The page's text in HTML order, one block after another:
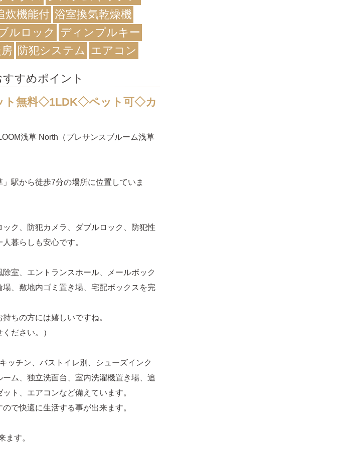
炊機能付 浴室換気乾燥機
ルロック
ディンプルキー
防犯システム エアコン
すめポイント
ト無料◇1LDK◇ペット可◇カ
浅草 North（プレサンスブルーム浅草
駅から徒歩7分の場所に位置していま
ク、防犯カメラ、ダブルロック、防犯性
暮らしも安心です。
室、エントランスホール、メールボック
、敷地内ゴミ置き場、宅配ボックスを完
ちの方には嬉しいですね。
ださい。）
ッチン、バストイレ別、シューズインク
ム、独立洗面台、室内洗濯機置き場、追
ト、エアコンなど備えています。
で快適に生活する事が出来ます。
ます。